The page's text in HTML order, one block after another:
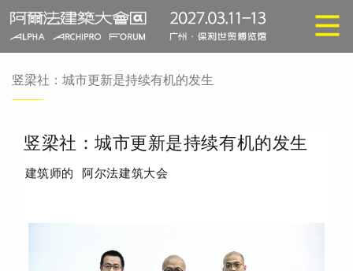
竖梁社：城市更新是持续有机的发生
竖梁社：城市更新是持续有机的发生
建筑师的 阿尔法建筑大会